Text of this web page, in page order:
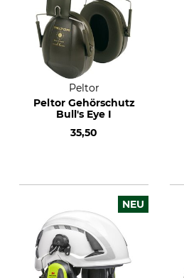
Peltor
Peltor Gehörschutz
Bull's Eye I
35,50
NEU